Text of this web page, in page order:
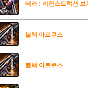
테라 : 리컨스트럭션 보
블랙 아르쿠스
블랙 아르쿠스